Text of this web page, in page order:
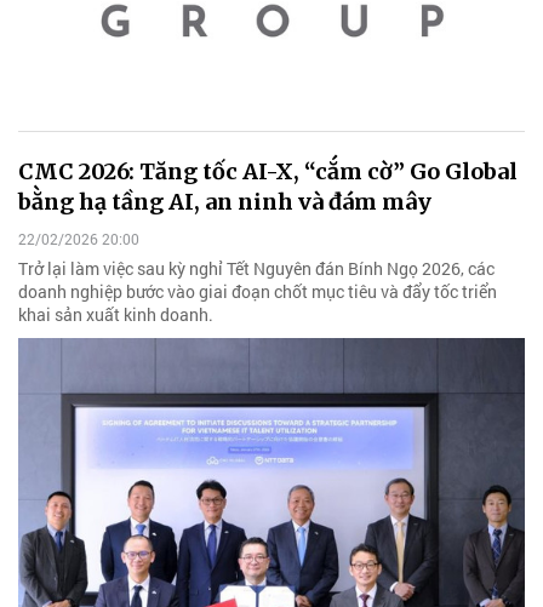
CMC 2026: Tăng tốc AI-X, “cắm cờ” Go Global
bằng hạ tầng AI, an ninh và đám mây
22/02/2026 20:00
Trở lại làm việc sau kỳ nghỉ Tết Nguyên đán Bính Ngọ 2026, các
doanh nghiệp bước vào giai đoạn chốt mục tiêu và đẩy tốc triển
khai sản xuất kinh doanh.